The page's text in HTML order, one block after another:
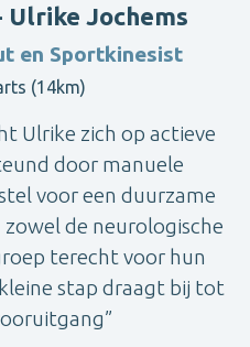
Ulrike Jochems
en Sportkinesist
(14km)
Ulrike zich op actieve
door manuele
voor een duurzame
zowel de neurologische
terecht voor hun
stap draagt bij tot